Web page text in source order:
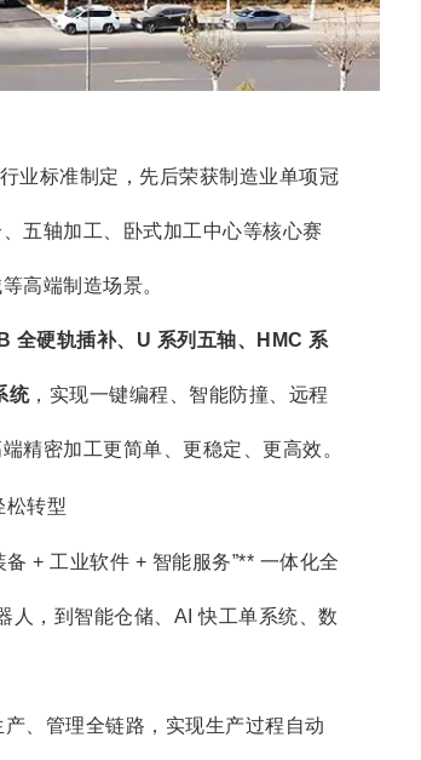
业标准制定，先后荣获制造业单项冠
五轴加工、卧式加工中心等核心赛
高端制造场景。
全硬轨插补、U 系列五轴、HMC 系
统，实现一键编程、智能防撞、远程
精密加工更简单、更稳定、更高效。
松转型
+ 工业软件 + 智能服务”** 一体化全
人，到智能仓储、AI 快工单系统、数
产、管理全链路，实现生产过程自动